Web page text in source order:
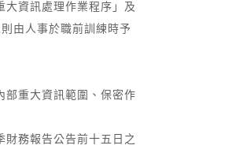
大資訊處理作業程序」及
由人事於職前訓練時予
部重大資訊範圍、保密作
務報告公告前十五日之